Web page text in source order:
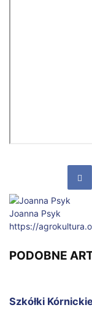
Joanna Psyk
https://
PODOBNE
Szkółki